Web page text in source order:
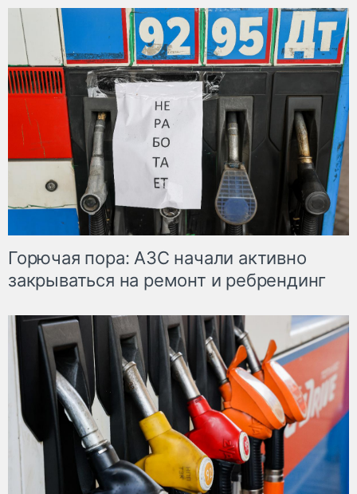
Горючая пора: АЗС начали активно
закрываться на ремонт и ребрендинг